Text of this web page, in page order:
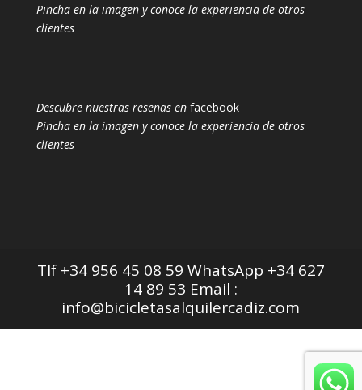
Pincha en la imagen y conoce la experiencia de otros
clientes
Descubre nuestras reseñas enfacebook
Pincha en la imagen y conoce la experiencia de otros
clientes
Tlf +34 956 45 08 59 WhatsApp +34 627
14 89 53 Email :
info@bicicletasalquilercadiz.com